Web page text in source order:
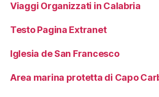
Viaggi Organizzati in Calabria
Testo Pagina Extranet
Iglesia de San Francesco
Area marina protetta di Capo